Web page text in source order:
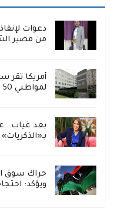
دعوات
من مصير
لمواطني 50 دولة
بعد غياب..
بـ«الذكريات»
حراك سوق
ويؤكد: